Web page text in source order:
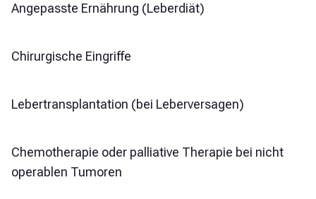
Angepasste Ernährung (Leberdiät)
Chirurgische Eingriffe
Lebertransplantation (bei Leberversagen)
Chemotherapie oder palliative Therapie bei nicht
operablen Tumoren